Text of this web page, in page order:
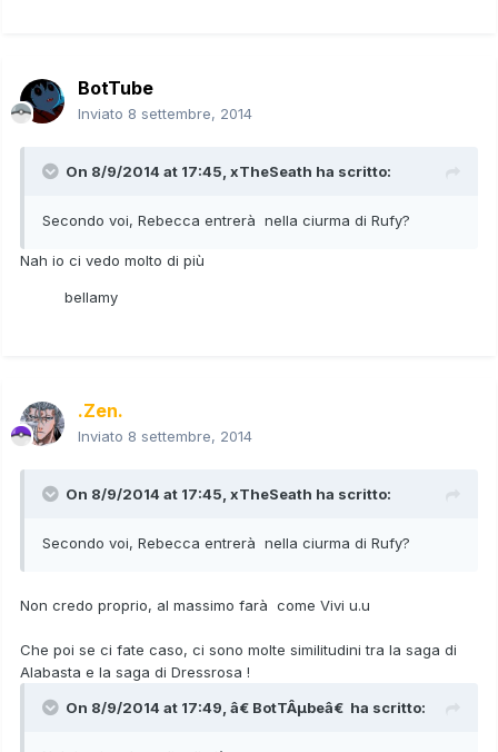
BotTube
Inviato 8 settembre, 2014
On 8/9/2014 at 17:45, xTheSeath ha scritto:
Secondo voi, Rebecca entrerà nella ciurma di Rufy?
Nah io ci vedo molto di più
bellamy
.Zen.
Inviato 8 settembre, 2014
On 8/9/2014 at 17:45, xTheSeath ha scritto:
Secondo voi, Rebecca entrerà nella ciurma di Rufy?
Non credo proprio, al massimo farà come Vivi u.u
Che poi se ci fate caso, ci sono molte similitudini tra la saga di
Alabasta e la saga di Dressrosa !
On 8/9/2014 at 17:49, â€ BotTÂµbeâ€ ha scritto: